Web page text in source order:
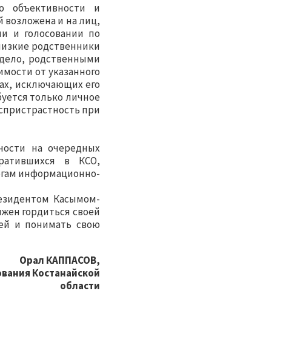
объективности и
и на лиц,
и голосовании по
родственники
родственными
от указанного
исключающих его
только личное
при
на очередных
в КСО,
информационно-
Касымом-
гордиться своей
и понимать свою
Орал КАППАСОВ,
Костанайской
области